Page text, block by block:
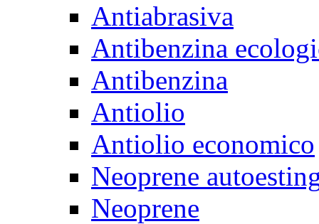
Antiabrasiva
Antibenzina
Antibenzina
Antiolio
Antiolio economico
Neoprene
Neoprene